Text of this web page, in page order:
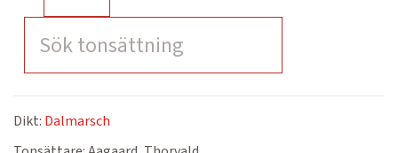
Dikt: Dalmarsch